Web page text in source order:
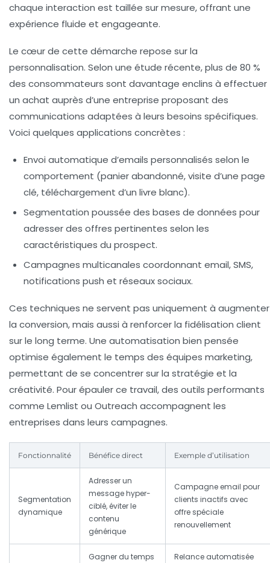
chaque interaction est taillée sur mesure, offrant une
expérience fluide et engageante.
Le cœur de cette démarche repose sur la
personnalisation. Selon une étude récente, plus de 80 %
des consommateurs sont davantage enclins à effectuer
un achat auprès d’une entreprise proposant des
communications adaptées à leurs besoins spécifiques.
Voici quelques applications concrètes :
Envoi automatique d’emails personnalisés selon le
comportement (panier abandonné, visite d’une page
clé, téléchargement d’un livre blanc).
Segmentation poussée des bases de données pour
adresser des offres pertinentes selon les
caractéristiques du prospect.
Campagnes multicanales coordonnant email, SMS,
notifications push et réseaux sociaux.
Ces techniques ne servent pas uniquement à augmenter
la conversion, mais aussi à renforcer la fidélisation client
sur le long terme. Une automatisation bien pensée
optimise également le temps des équipes marketing,
permettant de se concentrer sur la stratégie et la
créativité. Pour épauler ce travail, des outils performants
comme Lemlist ou Outreach accompagnent les
entreprises dans leurs campagnes.
Fonctionnalité Bénéfice direct Exemple d’utilisation
Segmentation
dynamique
Adresser un
message hyper-
ciblé, éviter le
contenu
générique
Campagne email pour
clients inactifs avec
offre spéciale
renouvellement
Gagner du temps
Relance automatisée